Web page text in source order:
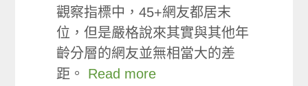
觀察指標中，45+網友都居末
位，但是嚴格說來其實與其他年
齡分層的網友並無相當大的差
距。 Read more